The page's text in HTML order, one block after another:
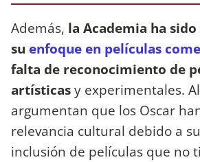
Además, la Academia ha
su enfoque en películas
falta de reconocimiento de
artísticasy experimentales.
argumentan que los Oscar
relevancia cultural debido a
inclusión de películas que no